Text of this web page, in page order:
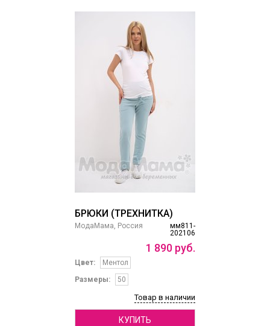
БРЮКИ (ТРЕХНИТКА)
мм811-
202106
МодаМама, Россия
1 890 руб.
Цвет:
Ментол
Размеры:
50
Товар в наличии
КУПИТЬ